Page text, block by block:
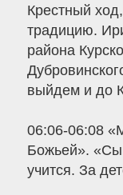
Крестный
традицию.
района
выйдем и до
06:06-06:08
Божьей».
учится. За